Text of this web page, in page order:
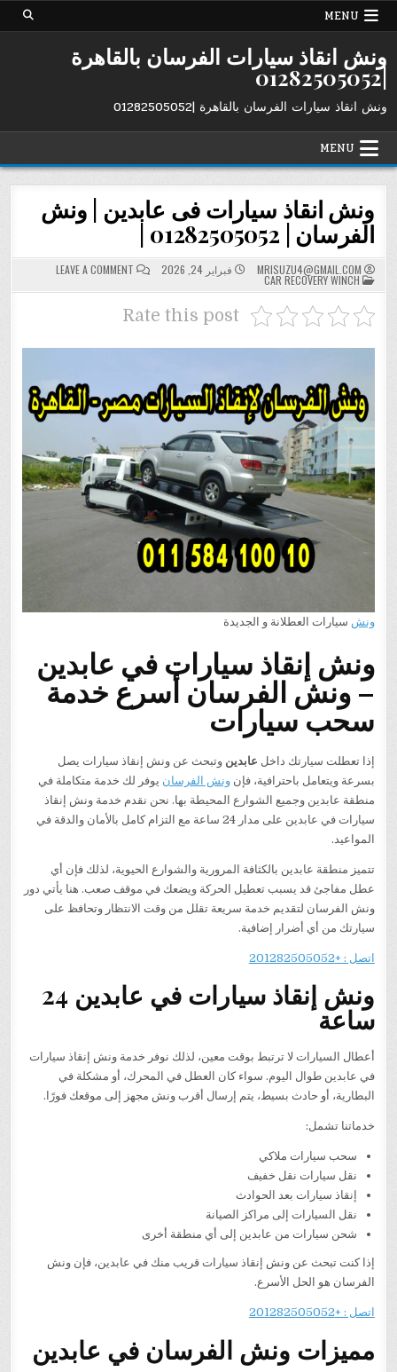
Skip
MENU
ونش انقاذ سيارات الفرسان بالقاهرة
|01282505052
ونش انقاذ سيارات الفرسان بالقاهرة |01282505052
MENU
ونش انقاذ سيارات فى عابدين | ونش
الفرسان | 01282505052 |
MRISUZU4@GMAIL.COM فبراير 24, 2026 LEAVE A COMMENT
ON
ونش
انقاذ
|
POSTED
IN
CAR RECOVERY WINCH
Rate this post
ونش سيارات العطلانة و الجديدة
ونش إنقاذ سيارات في عابدين
– ونش الفرسان أسرع خدمة
سحب سيارات
إذا تعطلت سيارتك داخل عابدين وتبحث عن ونش إنقاذ سيارات يصل
بسرعة ويتعامل باحترافية، فإنونش الفرسان يوفر لك خدمة متكاملة في
منطقة عابدين وجميع الشوارع المحيطة بها. نحن نقدم خدمة ونش إنقاذ
سيارات في عابدين على مدار 24 ساعة مع التزام كامل بالأمان والدقة في
المواعيد.
تتميز منطقة عابدين بالكثافة المرورية والشوارع الحيوية، لذلك فإن أي
عطل مفاجئ قد يسبب تعطيل الحركة ويضعك في موقف صعب. هنا يأتي دور
ونش الفرسان لتقديم خدمة سريعة تقلل من وقت الانتظار وتحافظ على
سيارتك من أي أضرار إضافية.
اتصل : +201282505052
ونش إنقاذ سيارات في عابدين 24
ساعة
أعطال السيارات لا ترتبط بوقت معين، لذلك نوفر خدمة ونش إنقاذ سيارات
في عابدين طوال اليوم. سواء كان العطل في المحرك، أو مشكلة في
البطارية، أو حادث بسيط، يتم إرسال أقرب ونش مجهز إلى موقعك فورًا.
خدماتنا تشمل:
سحب سيارات ملاكي
نقل سيارات نقل خفيف
إنقاذ سيارات بعد الحوادث
نقل السيارات إلى مراكز الصيانة
شحن سيارات من عابدين إلى أي منطقة أخرى
إذا كنت تبحث عن ونش إنقاذ سيارات قريب منك في عابدين، فإن ونش
الفرسان هو الحل الأسرع.
اتصل : +201282505052
مميزات ونش الفرسان في عابدين